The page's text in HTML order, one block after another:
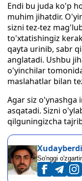
Endi bu juda ko'p
muhim jihatdir.
sizni tez-tez
to'xtatishingiz
qayta urinib, sabr
anglatadi. Ushbu
o'yinchilar
maslahatlar bilan
Agar siz o'ynashga
asqatadi. Sizni
qilguningizcha
So'nggi